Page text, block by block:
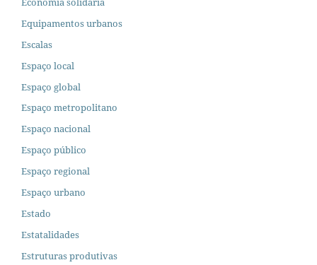
Equipamentos urbanos
Escalas
Espaço local
Espaço global
Espaço metropolitano
Espaço nacional
Espaço público
Espaço regional
Espaço urbano
Estado
Estatalidades
Estruturas produtivas